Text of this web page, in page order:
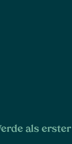
als